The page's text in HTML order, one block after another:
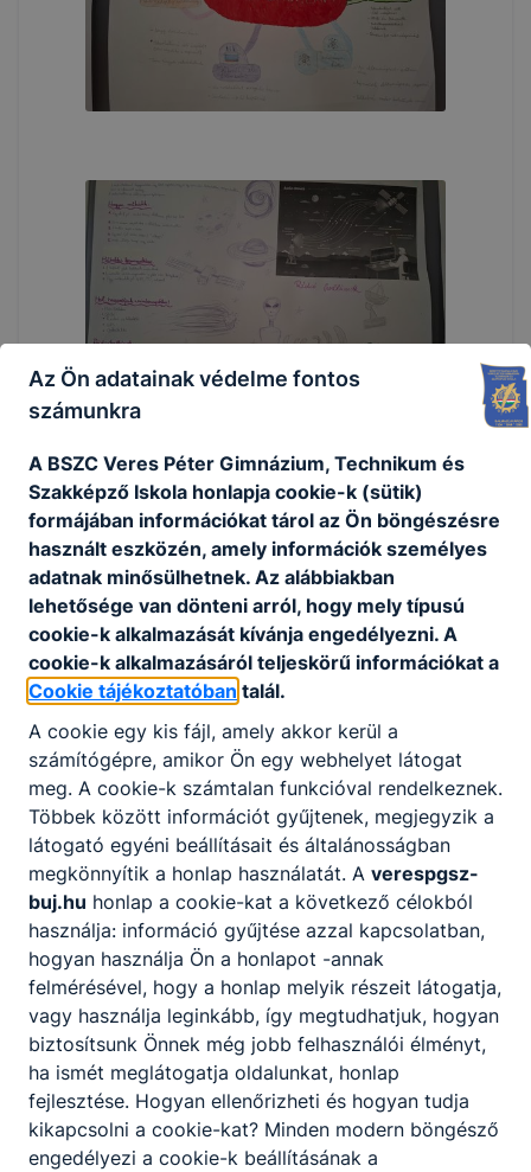
Az Ön adatainak védelme fontos
számunkra
A BSZC Veres Péter Gimnázium, Technikum és
Szakképző Iskola honlapja cookie-k (sütik)
formájában információkat tárol az Ön böngészésre
használt eszközén, amely információk személyes
adatnak minősülhetnek. Az alábbiakban
lehetősége van dönteni arról, hogy mely típusú
cookie-k alkalmazását kívánja engedélyezni. A
cookie-k alkalmazásáról teljeskörű információkat a
Cookie tájékoztatóban talál.
A cookie egy kis fájl, amely akkor kerül a
számítógépre, amikor Ön egy webhelyet látogat
meg. A cookie-k számtalan funkcióval rendelkeznek.
Többek között információt gyűjtenek, megjegyzik a
látogató egyéni beállításait és általánosságban
megkönnyítik a honlap használatát. A verespgsz-
buj.hu honlap a cookie-kat a következő célokból
használja: információ gyűjtése azzal kapcsolatban,
hogyan használja Ön a honlapot -annak
felmérésével, hogy a honlap melyik részeit látogatja,
vagy használja leginkább, így megtudhatjuk, hogyan
biztosítsunk Önnek még jobb felhasználói élményt,
ha ismét meglátogatja oldalunkat, honlap
fejlesztése. Hogyan ellenőrizheti és hogyan tudja
kikapcsolni a cookie-kat? Minden modern böngésző
engedélyezi a cookie-k beállításának a